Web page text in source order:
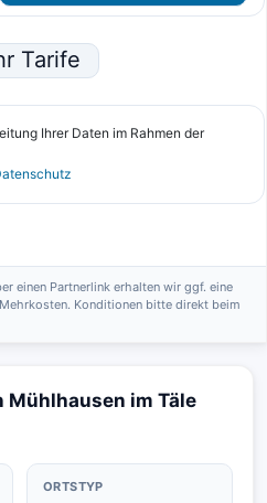
einen Partnerlink erhalten wir ggf. eine
Konditionen bitte direkt beim
im Täle
ORTSTYP